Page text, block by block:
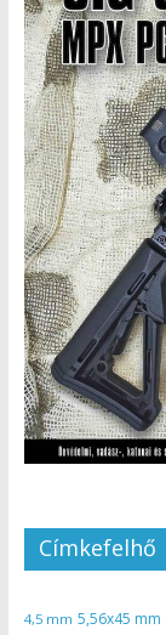
Címkefelhő
4,5 mm 5,56x45 mm